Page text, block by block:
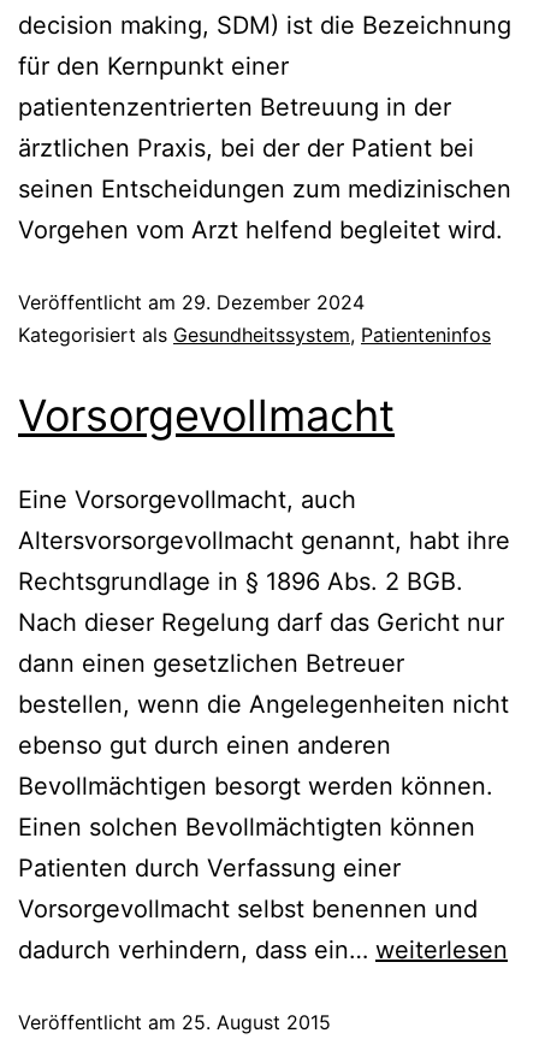
decision making, SDM) ist die Bezeichnung
für den Kernpunkt einer
patientenzentrierten Betreuung in der
ärztlichen Praxis, bei der der Patient bei
seinen Entscheidungen zum medizinischen
Vorgehen vom Arzt helfend begleitet wird.
Veröffentlicht am 29. Dezember 2024
Kategorisiert als Gesundheitssystem, Patienteninfos
Vorsorgevollmacht
Eine Vorsorgevollmacht, auch
Altersvorsorgevollmacht genannt, habt ihre
Rechtsgrundlage in § 1896 Abs. 2 BGB.
Nach dieser Regelung darf das Gericht nur
dann einen gesetzlichen Betreuer
bestellen, wenn die Angelegenheiten nicht
ebenso gut durch einen anderen
Bevollmächtigen besorgt werden können.
Einen solchen Bevollmächtigten können
Patienten durch Verfassung einer
Vorsorgevollmacht selbst benennen und
dadurch verhindern, dass ein… weiterlesen
Veröffentlicht am 25. August 2015